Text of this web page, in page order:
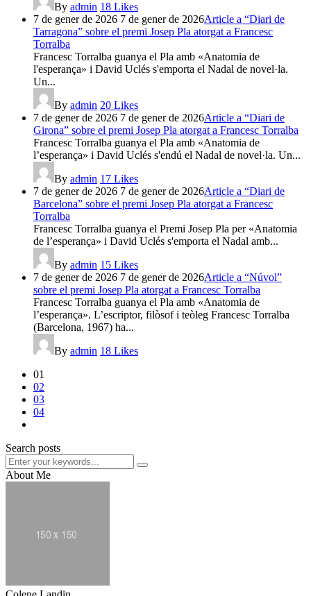
By admin 18 Likes
7 de gener de 2026 7 de gener de 2026Article a “Diari de
Tarragona” sobre el premi Josep Pla atorgat a Francesc
Torralba
Francesc Torralba guanya el Pla amb «Anatomia de
l'esperança» i David Uclés s'emporta el Nadal de novel·la.
Un...
By admin 20 Likes
7 de gener de 2026 7 de gener de 2026Article a “Diari de
Girona” sobre el premi Josep Pla atorgat a Francesc Torralba
Francesc Torralba guanya el Pla amb «Anatomia de
l’esperança» i David Uclés s'endú el Nadal de novel·la. Un...
By admin 17 Likes
7 de gener de 2026 7 de gener de 2026Article a “Diari de
Barcelona” sobre el premi Josep Pla atorgat a Francesc
Torralba
Francesc Torralba guanya el Premi Josep Pla per «Anatomia
de l’esperança» i David Uclés s'emporta el Nadal amb...
By admin 15 Likes
7 de gener de 2026 7 de gener de 2026Article a “Núvol”
sobre el premi Josep Pla atorgat a Francesc Torralba
Francesc Torralba guanya el Pla amb «Anatomia de
l’esperança». L’escriptor, filòsof i teòleg Francesc Torralba
(Barcelona, 1967) ha...
By admin 18 Likes
01
02
03
04
Search posts
About Me